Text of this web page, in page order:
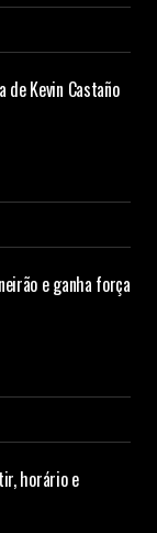
Kevin Castaño
e ganha força
horário e